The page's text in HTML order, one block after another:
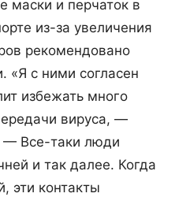
маски и перчаток в
из-за увеличения
рекомендовано
«Я с ними согласен
избежать много
вируса, —
Все-таки люди
и так далее. Когда
эти контакты